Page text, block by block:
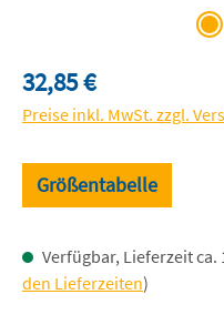
Regulärer Preis:
32,85 €
Preise inkl. MwSt. zzgl.
Größentabelle
Verfügbar, Lieferzeit ca.
den Lieferzeiten)